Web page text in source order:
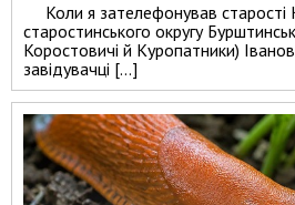
Коли я зателефонував старості
старостинського округу
Коростовичі й Куропатники)
завідувачці […]